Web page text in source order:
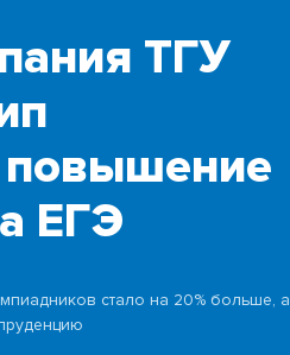
ТГУ
повышение
ЕГЭ
стало на 20% больше, а